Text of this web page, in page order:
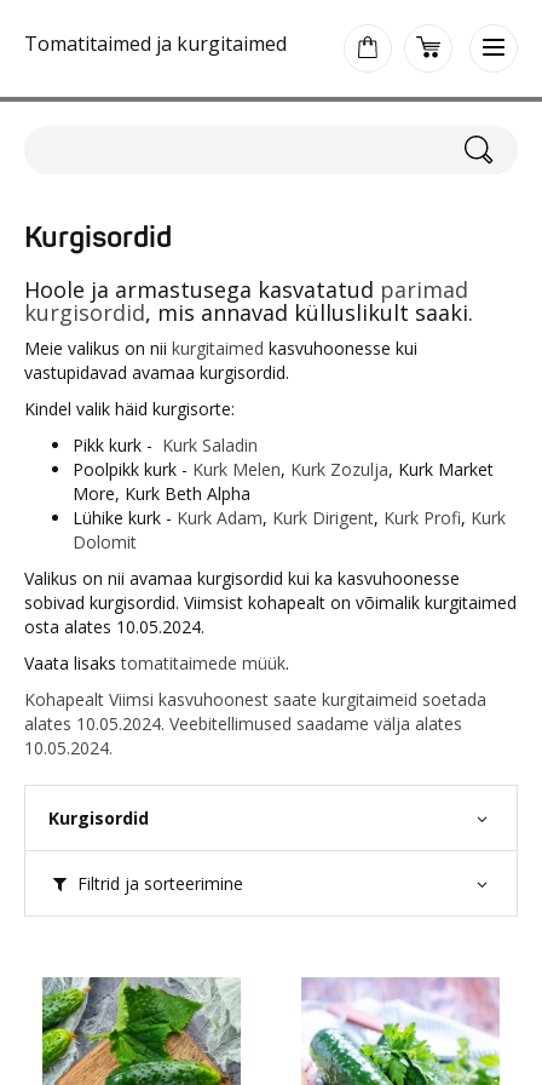
Tomatitaimed ja kurgitaimed
Kurgisordid
Hoole ja armastusega kasvatatud parimad
kurgisordid, mis annavad külluslikult saaki.
Meie valikus on nii kurgitaimed kasvuhoonesse kui
vastupidavad avamaa kurgisordid.
Kindel valik häid kurgisorte:
Pikk kurk - Kurk Saladin
Poolpikk kurk - Kurk Melen, Kurk Zozulja, Kurk Market
More, Kurk Beth Alpha
Lühike kurk - Kurk Adam, Kurk Dirigent, Kurk Profi, Kurk
Dolomit
Valikus on nii avamaa kurgisordid kui ka kasvuhoonesse
sobivad kurgisordid. Viimsist kohapealt on võimalik kurgitaimed
osta alates 10.05.2024.
Vaata lisakstomatitaimede müük.
Kohapealt Viimsi kasvuhoonest saate kurgitaimeid soetada
alates 10.05.2024. Veebitellimused saadame välja alates
10.05.2024.
Kurgisordid
Filtrid ja sorteerimine